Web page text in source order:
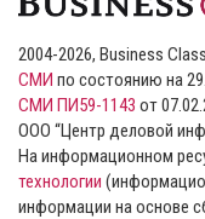
2004-2026, Business
СМИ по состоянию на
СМИ ПИ59-1143 от
ООО “Центр деловой
На информационном
технологии
информации на основе